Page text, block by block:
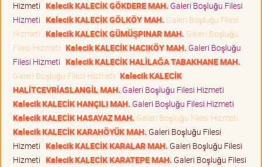
Hizmeti Kalecik KALECİK GÖKDERE MAH. Galeri Boşluğu Filesi
Hizmeti Kalecik KALECİK GÖLKÖY MAH. Galeri Boşluğu Filesi
Hizmeti Kalecik KALECİK GÜMÜŞPINAR MAH. Galeri Boşluğu
Filesi Hizmeti Kalecik KALECİK HACIKÖY MAH. Galeri Boşluğu
Filesi Hizmeti Kalecik KALECİK HALİLAĞA TABAKHANE MAH.
Galeri Boşluğu Filesi Hizmeti Kalecik KALECİK
HALİTCEVRİASLANGİL MAH. Galeri Boşluğu Filesi Hizmeti
Kalecik KALECİK HANÇILI MAH. Galeri Boşluğu Filesi Hizmeti
Kalecik KALECİK HASAYAZ MAH. Galeri Boşluğu Filesi Hizmeti
Kalecik KALECİK KARAHÖYÜK MAH. Galeri Boşluğu Filesi
Hizmeti Kalecik KALECİK KARALAR MAH. Galeri Boşluğu Filesi
Hizmeti Kalecik KALECİK KARATEPE MAH. Galeri Boşluğu Filesi